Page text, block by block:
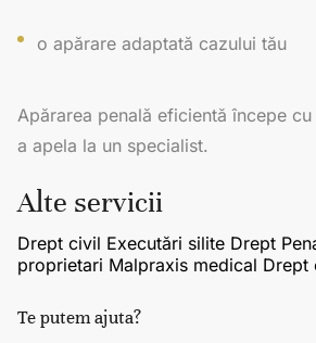
o apărare adaptată cazului tău
Apărarea penală eficientă începe
a apela la un specialist.
Alte servicii
Drept civil Executări silite Drept
proprietari Malpraxis medical Drept
Te putem ajuta?